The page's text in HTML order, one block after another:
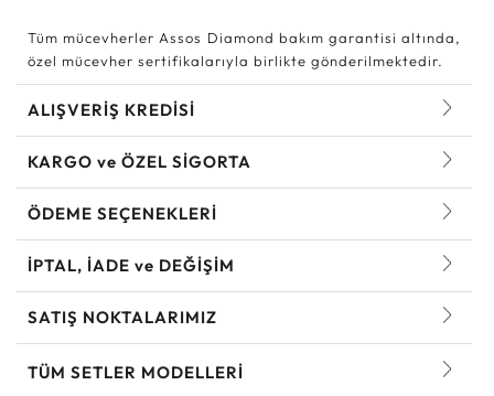
Tüm mücevherler Assos Diamond bakım garantisi altında,
özel mücevher sertifikalarıyla birlikte gönderilmektedir.
ALIŞVERİŞ KREDİSİ
KARGO ve ÖZEL SİGORTA
ÖDEME SEÇENEKLERİ
İPTAL, İADE ve DEĞİŞİM
SATIŞ NOKTALARIMIZ
TÜM SETLER MODELLERI